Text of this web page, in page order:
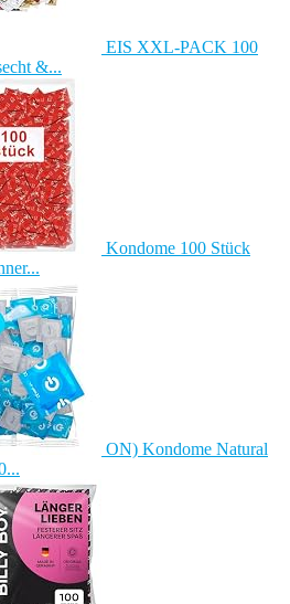
EIS XXL-PACK 100
&...
Kondome 100 Stück
ON) Kondome Natural